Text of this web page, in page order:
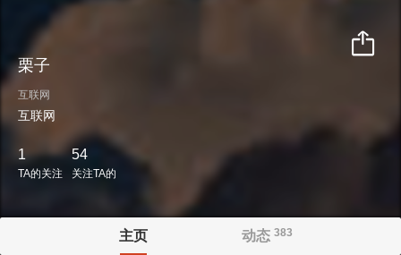
栗子
互联网
互联网
1
TA的关注
54
关注TA的
主页 动态383